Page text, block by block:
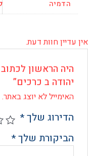
חוות דעת.
הראשון לכתוב
ב כרכים”
לא יוצג באתר.שדות
שלך*
שלך*